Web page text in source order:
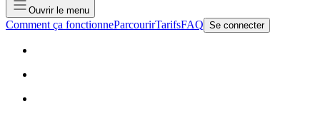
Ouvrir le menu
Comment ça fonctionneParcourirTarifsFAQ Se connecter